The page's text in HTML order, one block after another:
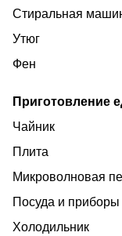
Стиральная
Утюг
Фен
Приготовление
Чайник
Плита
Микроволновая
Посуда и приборы
Холодильник